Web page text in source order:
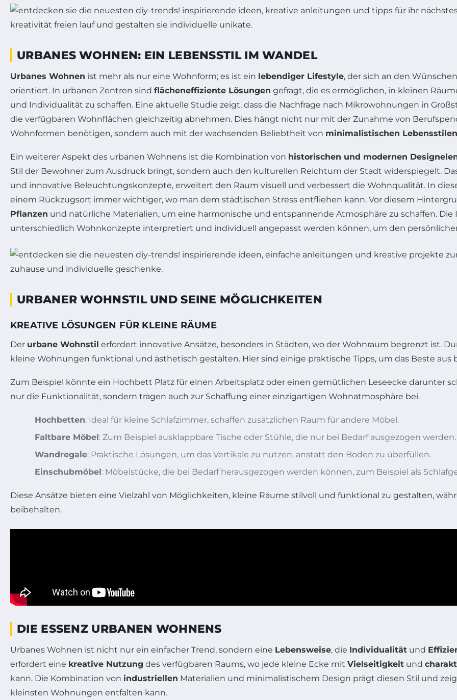
URBANES WOHNEN: EIN LEBENSSTIL IM WANDEL
Urbanes Wohnen ist mehr als nur eine Wohnform; es ist ein lebendiger Lifestyle, der sich an den
orientiert. In urbanen Zentren sind flächeneffiziente Lösungen gefragt, die es ermöglichen, in kleinen
und Individualität zu schaffen. Eine aktuelle Studie zeigt, dass die Nachfrage nach Mikrowohnungen in
die verfügbaren Wohnflächen gleichzeitig abnehmen. Dies hängt nicht nur mit der Zunahme von
Wohnformen benötigen, sondern auch mit der wachsenden Beliebtheit von minimalistischen Lebensstilen
Ein weiterer Aspekt des urbanen Wohnens ist die Kombination von historischen und modernen
Stil der Bewohner zum Ausdruck bringt, sondern auch den kulturellen Reichtum der Stadt widerspiegelt.
und innovative Beleuchtungskonzepte, erweitert den Raum visuell und verbessert die Wohnqualität. In
einem Rückzugsort immer wichtiger, wo man dem städtischen Stress entfliehen kann. Vor diesem
Pflanzen und natürliche Materialien, um eine harmonische und entspannende Atmosphäre zu schaffen.
unterschiedlich Wohnkonzepte interpretiert und individuell angepasst werden können, um den
URBANER WOHNSTIL UND SEINE MÖGLICHKEITEN
KREATIVE LÖSUNGEN FÜR KLEINE RÄUME
Der urbane Wohnstil erfordert innovative Ansätze, besonders in Städten, wo der Wohnraum begrenzt ist.
kleine Wohnungen funktional und ästhetisch gestalten. Hier sind einige praktische Tipps, um das Beste aus
Zum Beispiel könnte ein Hochbett Platz für einen Arbeitsplatz oder einen gemütlichen Leseecke darunter
nur die Funktionalität, sondern tragen auch zur Schaffung einer einzigartigen Wohnatmosphäre bei.
Hochbetten: Ideal für kleine Schlafzimmer, schaffen zusätzlichen Raum für andere Möbel.
Faltbare Möbel: Zum Beispiel ausklappbare Tische oder Stühle, die nur bei Bedarf ausgezogen werden.
Wandregale: Praktische Lösungen, um das Vertikale zu nutzen, anstatt den Boden zu überfüllen.
Einschubmöbel: Möbelstücke, die bei Bedarf herausgezogen werden können, zum Beispiel als
Diese Ansätze bieten eine Vielzahl von Möglichkeiten, kleine Räume stilvoll und funktional zu gestalten,
beibehalten.
DIE ESSENZ URBANEN WOHNENS
Urbanes Wohnen ist nicht nur ein einfacher Trend, sondern eine Lebensweise, die Individualität und
erfordert eine kreative Nutzung des verfügbaren Raums, wo jede kleine Ecke mit Vielseitigkeit und
kann. Die Kombination von industriellen Materialien und minimalistischem Design prägt diesen Stil und
kleinsten Wohnungen entfalten kann.